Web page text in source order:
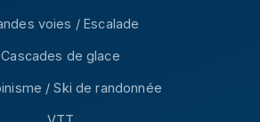
voies / Escalade
Cascades de glace
/ Ski de randonnée